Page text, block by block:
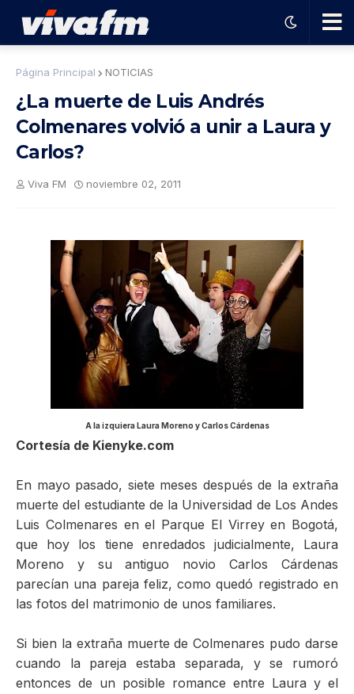
el
pro
Página Principal NOTICIAS
¿La muerte de Luis Andrés
Colmenares volvió a unir a Laura y
Carlos?
Viva FM noviembre 02, 2011
A la izquiera Laura Moreno y Carlos Cárdenas
Cortesía de Kienyke.com
En mayo pasado, siete meses después de la extraña
muerte del estudiante de la Universidad de Los Andes
Luis Colmenares en el Parque El Virrey en Bogotá,
que hoy los tiene enredados judicialmente, Laura
Moreno y su antiguo novio Carlos Cárdenas
parecían una pareja feliz, como quedó registrado en
las fotos del matrimonio de unos familiares.
Si bien la extraña muerte de Colmenares pudo darse
cuando la pareja estaba separada, y se rumoró
entonces de un posible romance entre Laura y el